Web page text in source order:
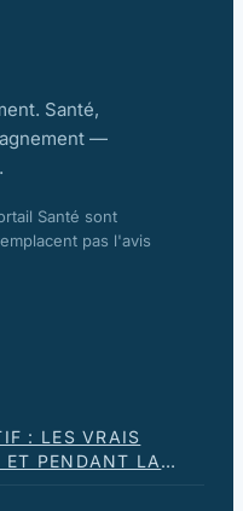
Santé,
—
Santé sont
pas l'avis
: LES VRAIS
ET PENDANT LA